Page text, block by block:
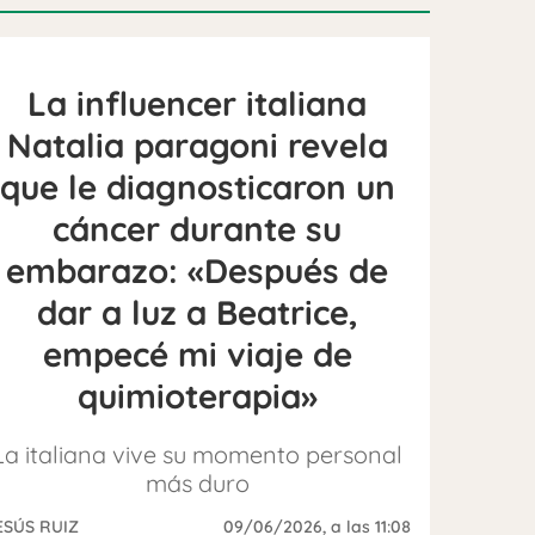
La influencer italiana
Natalia paragoni revela
que le diagnosticaron un
cáncer durante su
embarazo: «Después de
dar a luz a Beatrice,
empecé mi viaje de
quimioterapia»
italiana vive su momento personal
más duro
RUIZ 09/06/2026, a las 11:08